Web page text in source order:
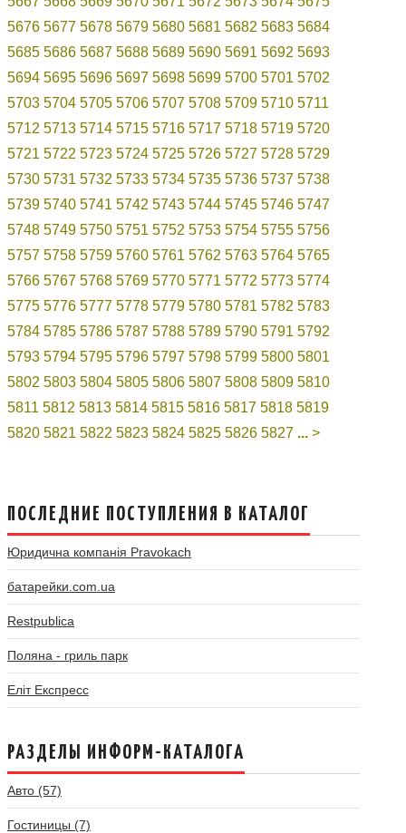
5676 5677 5678 5679 5680 5681 5682 5683 5684
5685 5686 5687 5688 5689 5690 5691 5692 5693
5694 5695 5696 5697 5698 5699 5700 5701 5702
5703 5704 5705 5706 5707 5708 5709 5710 5711
5712 5713 5714 5715 5716 5717 5718 5719 5720
5721 5722 5723 5724 5725 5726 5727 5728 5729
5730 5731 5732 5733 5734 5735 5736 5737 5738
5739 5740 5741 5742 5743 5744 5745 5746 5747
5748 5749 5750 5751 5752 5753 5754 5755 5756
5757 5758 5759 5760 5761 5762 5763 5764 5765
5766 5767 5768 5769 5770 5771 5772 5773 5774
5775 5776 5777 5778 5779 5780 5781 5782 5783
5784 5785 5786 5787 5788 5789 5790 5791 5792
5793 5794 5795 5796 5797 5798 5799 5800 5801
5802 5803 5804 5805 5806 5807 5808 5809 5810
5811 5812 5813 5814 5815 5816 5817 5818 5819
5820 5821 5822 5823 5824 5825 5826 5827 ... >
ПОСЛЕДНИЕ ПОСТУПЛЕНИЯ В КАТАЛОГ
Юридична компанія Pravokach
батарейки.com.ua
Restpublica
Поляна - гриль парк
Еліт Експресс
РАЗДЕЛЫ ИНФОРМ-КАТАЛОГА
Авто (57)
Гостиницы (7)